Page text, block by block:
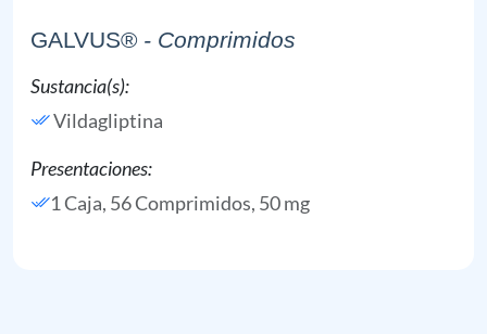
GALVUS® - Comprimidos
Sustancia(s):
Vildagliptina
Presentaciones:
1 Caja, 56 Comprimidos, 50 mg